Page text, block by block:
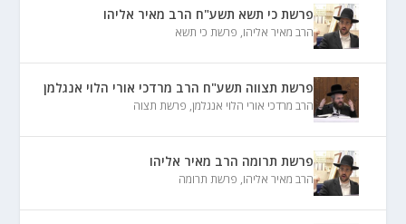
פרשת כי תשא תשע"ח הרב מאיר אליהו
הרב מאיר אליהו, פרשת כי תשא
פרשת תצווה תשע"ח הרב מרדכי אורי הלוי אנגלמן
הרב מרדכי אורי הלוי אנגלמן, פרשת תצוה
פרשת תרומה הרב מאיר אליהו
הרב מאיר אליהו, פרשת תרומה